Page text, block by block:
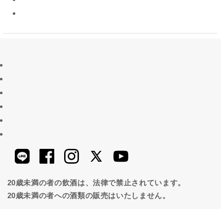
20歳未満の者の飲酒は、法律で禁止されています。
20歳未満の者への酒類の販売はいたしません。